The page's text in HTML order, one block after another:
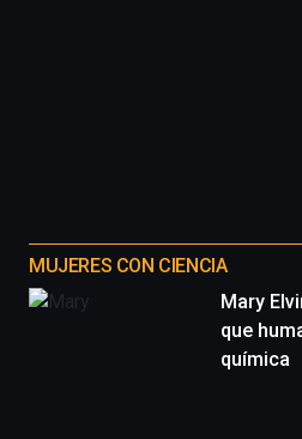
MUJERES CON CIENCIA
Mary
que
química